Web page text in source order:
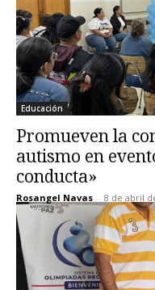
Educación
Promueven la
autismo en
conducta»
Rosangel Navas - 8 de abril